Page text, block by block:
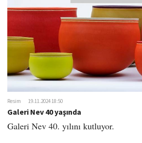
Resim 19.11.2024 18:50
Galeri Nev 40 yaşında
Galeri Nev 40. yılını kutluyor.